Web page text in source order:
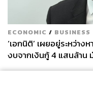
ECONOMIC / BUSINESS
‘เอกนิติ’ เผยอยู่ระหว่าง
งบจากเงินกู้ 4 แสนล้าน
เฟส 2 มีเพียงพอ